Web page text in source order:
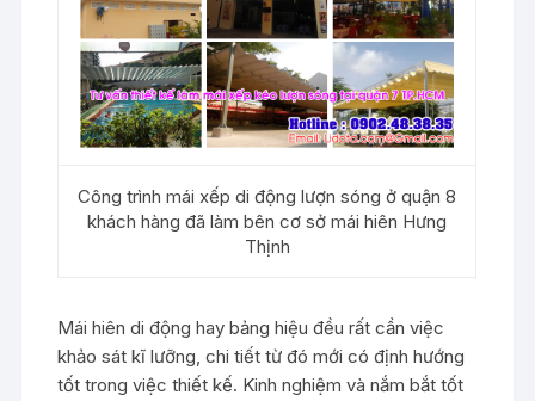
Công trình mái xếp di động lượn sóng ở quận 8
khách hàng đã làm bên cơ sở mái hiên Hưng
Thịnh
Mái hiên di động hay bảng hiệu đều rất cần việc
khảo sát kĩ lưỡng, chi tiết từ đó mới có định hướng
tốt trong việc thiết kế. Kinh nghiệm và nắm bắt tốt